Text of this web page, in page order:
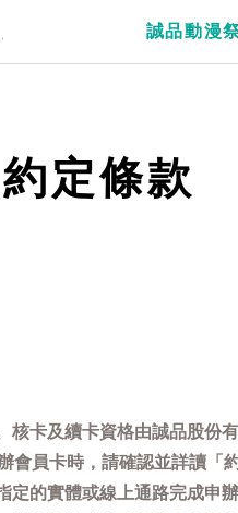
誠品動漫
定條款
核卡及續卡資格由誠品股份
會員卡時，請確認並詳讀「
定的實體或線上通路完成申